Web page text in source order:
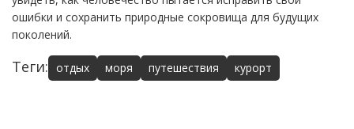
ошибки и сохранить природные сокровища для будущих
поколений.
Теги: отдых моря путешествия курорт